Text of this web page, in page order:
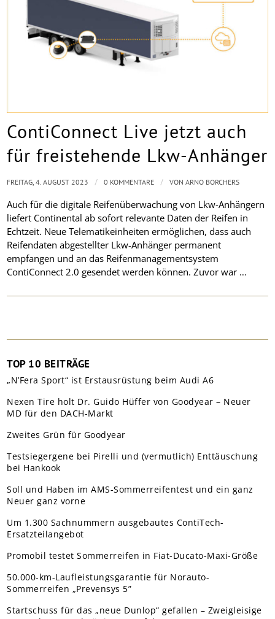
ContiConnect Live jetzt auch
für freistehende Lkw-Anhänger
Auch für die digitale Reifenüberwachung von Lkw-Anhängern
liefert Continental ab sofort relevante Daten der Reifen in
Echtzeit. Neue Telematikeinheiten ermöglichen, dass auch
Reifendaten abgestellter Lkw-Anhänger permanent
empfangen und an das Reifenmanagementsystem
ContiConnect 2.0 gesendet werden können. Zuvor war …
FREITAG, 4. AUGUST 2023 / 0 KOMMENTARE / VONARNO BORCHERS
TOP 10 BEITRÄGE
„N’Fera Sport“ ist Erstausrüstung beim Audi A6
Nexen Tire holt Dr. Guido Hüffer von Goodyear – Neuer
MD für den DACH-Markt
Zweites Grün für Goodyear
Testsiegergene bei Pirelli und (vermutlich) Enttäuschung
bei Hankook
Soll und Haben im AMS-Sommerreifentest und ein ganz
Neuer ganz vorne
Um 1.300 Sachnummern ausgebautes ContiTech-
Ersatzteilangebot
Promobil testet Sommerreifen in Fiat-Ducato-Maxi-Größe
50.000-km-Laufleistungsgarantie für Norauto-
Sommerreifen „Prevensys 5”
Startschuss für das „neue Dunlop“ gefallen – Zweigleisige